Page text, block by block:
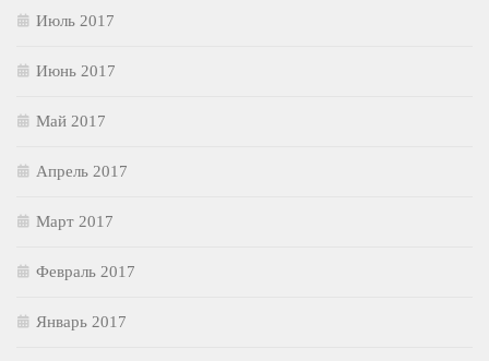
Июль 2017
Июнь 2017
Май 2017
Апрель 2017
Март 2017
Февраль 2017
Январь 2017